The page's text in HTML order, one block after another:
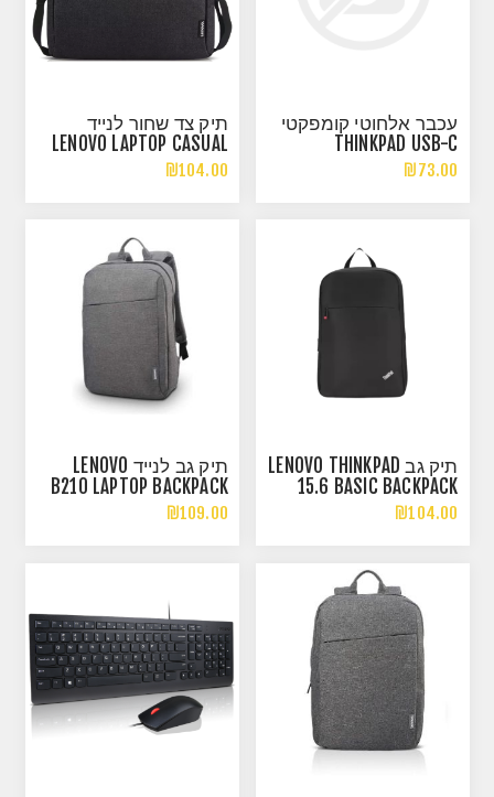
עכבר אלחוטי קומפקטי
THINKPAD USB-C
WIRELESS COMPACT
₪73.00
תיק צד שחור לנייד
LENOVO LAPTOP CASUAL
TOPLOADER T210
₪104.00
תיק גב LENOVO THINKPAD
15.6 BASIC BACKPACK
₪104.00
תיק גב לנייד LENOVO
B210 LAPTOP BACKPACK
15.6 INCH GREY
₪109.00